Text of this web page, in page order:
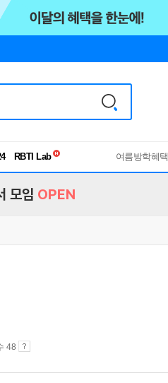
RBTI Lab
독서유형검사
여름방학혜택
모임 OPEN
48